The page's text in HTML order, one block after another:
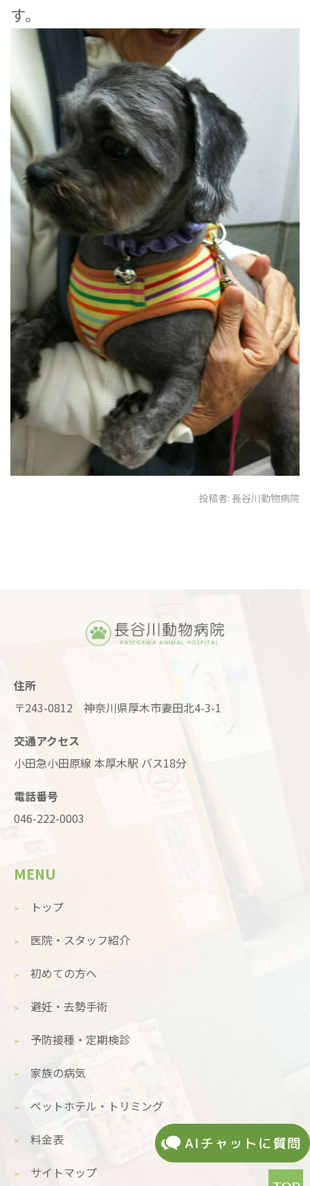
す。
投稿者: 長谷川動物病院
住所
〒243-0812 神奈川県厚木市妻田北4-3-1
交通アクセス
小田急小田原線 本厚木駅 バス18分
電話番号
046-222-0003
MENU
トップ
医院・スタッフ紹介
初めての方へ
避妊・去勢手術
予防接種・定期検診
家族の病気
ペットホテル・トリミング
料金表
サイトマップ